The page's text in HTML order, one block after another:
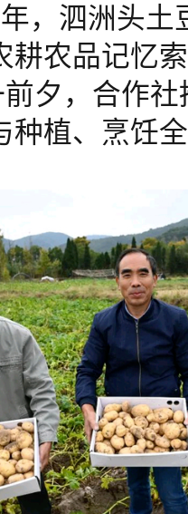
，泗洲头土
耕农品记忆
夕，合作社
种植、烹饪